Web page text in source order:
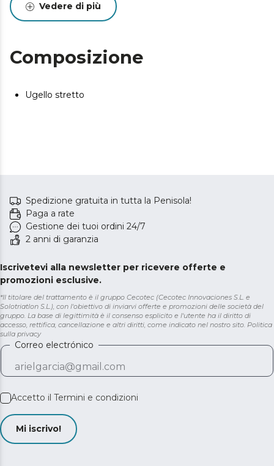
Vedere di più
Composizione
Ugello stretto
Spedizione gratuita in tutta la Penisola!
Paga a rate
Gestione dei tuoi ordini 24/7
2 anni di garanzia
Iscrivetevi alla newsletter per ricevere offerte e
promozioni esclusive.
*Il titolare del trattamento è il gruppo Cecotec (Cecotec Innovaciones S.L. e
Solotriatlon S.L.), con l'obiettivo di inviarvi offerte e promozioni delle società del
gruppo. La base di legittimità è il consenso esplicito e l'utente ha il diritto di
accesso, rettifica, cancellazione e altri diritti, come indicato nel nostro sito. Politica
sulla privacy
Correo electrónico
Accetto il Termini e condizioni
Mi iscrivo!